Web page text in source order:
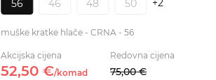
56 46 48 50
muške kratke hlače - CRNA - 56
Akcijska cijena
52,50 €/komad
Redovna cijena
75,00 €